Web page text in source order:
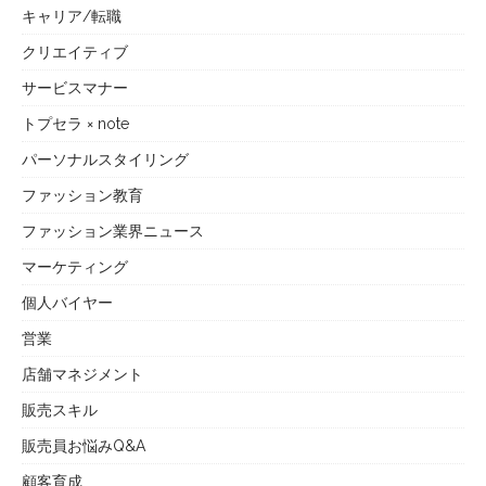
キャリア/転職
クリエイティブ
サービスマナー
トプセラ × note
パーソナルスタイリング
ファッション教育
ファッション業界ニュース
マーケティング
個人バイヤー
営業
店舗マネジメント
販売スキル
販売員お悩みQ&A
顧客育成